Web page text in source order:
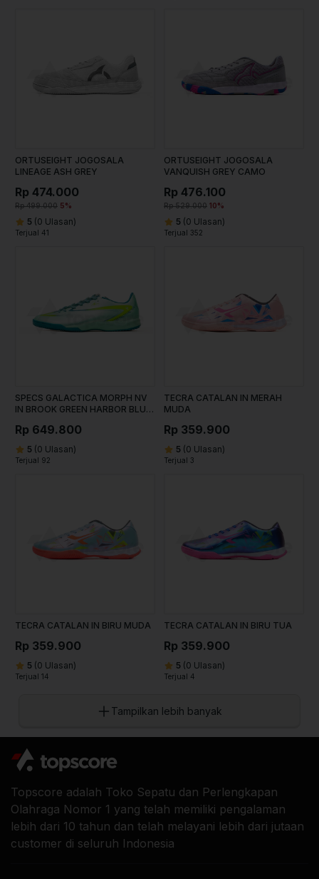
ORTUSEIGHT JOGOSALA
LINEAGE ASH GREY
Rp 474.000
Rp 499.000 5%
5 (0 Ulasan)
Terjual 41
ORTUSEIGHT JOGOSALA
VANQUISH GREY CAMO
Rp 476.100
Rp 529.000 10%
5 (0 Ulasan)
Terjual 352
SPECS GALACTICA MORPH NV
IN BROOK GREEN HARBOR BLUE
Rp 649.800
5 (0 Ulasan)
Terjual 92
TECRA CATALAN IN MERAH
MUDA
Rp 359.900
5 (0 Ulasan)
Terjual 3
TECRA CATALAN IN BIRU MUDA
Rp 359.900
5 (0 Ulasan)
Terjual 14
TECRA CATALAN IN BIRU TUA
Rp 359.900
5 (0 Ulasan)
Terjual 4
Tampilkan lebih banyak
Topscore adalah Toko Sepatu dan Perlengkapan
Olahraga Nomor 1 yang telah memiliki pengalaman
lebih dari 10 tahun dan telah melayani lebih dari jutaan
customer di seluruh Indonesia